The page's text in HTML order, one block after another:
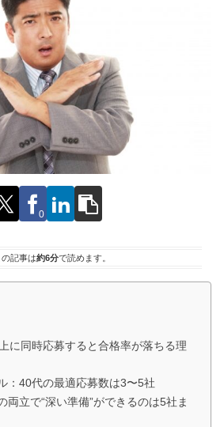
0
の記事は約6分で読めます。
に同時応募すると合格率が落ちる理
40代の最適応募数は3〜5社
立で“深い準備”ができるのは5社ま